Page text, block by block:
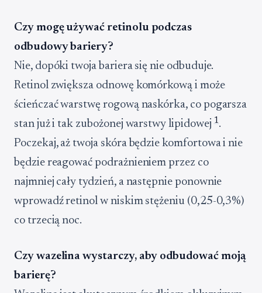
Czy mogę używać retinolu podczas
odbudowy bariery?
Nie, dopóki twoja bariera się nie odbuduje.
Retinol zwiększa odnowę komórkową i może
ścieńczać warstwę rogową naskórka, co pogarsza
stan już i tak zubożonej warstwy lipidowej1.
Poczekaj, aż twoja skóra będzie komfortowa i nie
będzie reagować podrażnieniem przez co
najmniej cały tydzień, a następnie ponownie
wprowadź retinol w niskim stężeniu (0,25-0,3%)
co trzecią noc.
Czy wazelina wystarczy, aby odbudować moją
barierę?